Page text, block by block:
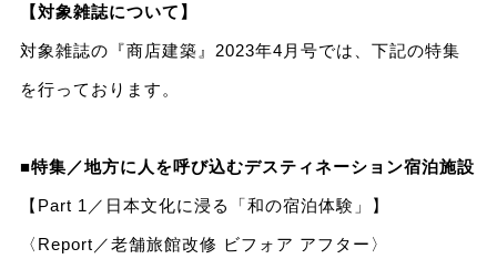
【対象雑誌について】
対象雑誌の『商店建築』2023年4月号では、下記の特集
を行っております。
■特集／地方に人を呼び込むデスティネーション宿泊施設
【Part 1／日本文化に浸る「和の宿泊体験」】
〈Report／老舗旅館改修 ビフォア アフター〉